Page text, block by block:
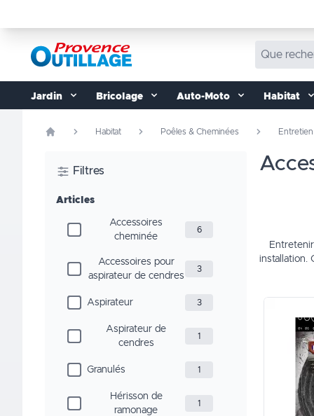
Jardin Bricolage Auto-Moto Habitat
Habitat Poêles & Cheminées
Filtres
Articles
Accessoires
cheminée
6
Accessoires pour
aspirateur de cendres
3
Aspirateur 3
Aspirateur de
cendres
1
Granulés 1
Hérisson de
ramonage
1
accessoires pour l’entretien de votre cheminée et poêle : l’essentiel
installation.